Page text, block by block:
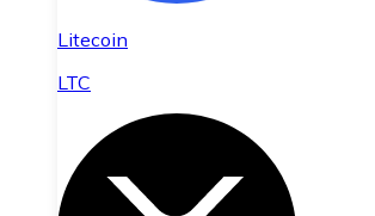
Litecoin
LTC